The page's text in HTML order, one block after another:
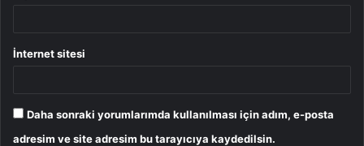
İnternet sitesi
Daha sonraki yorumlarımda kullanılması için adım, e-posta
adresim ve site adresim bu tarayıcıya kaydedilsin.